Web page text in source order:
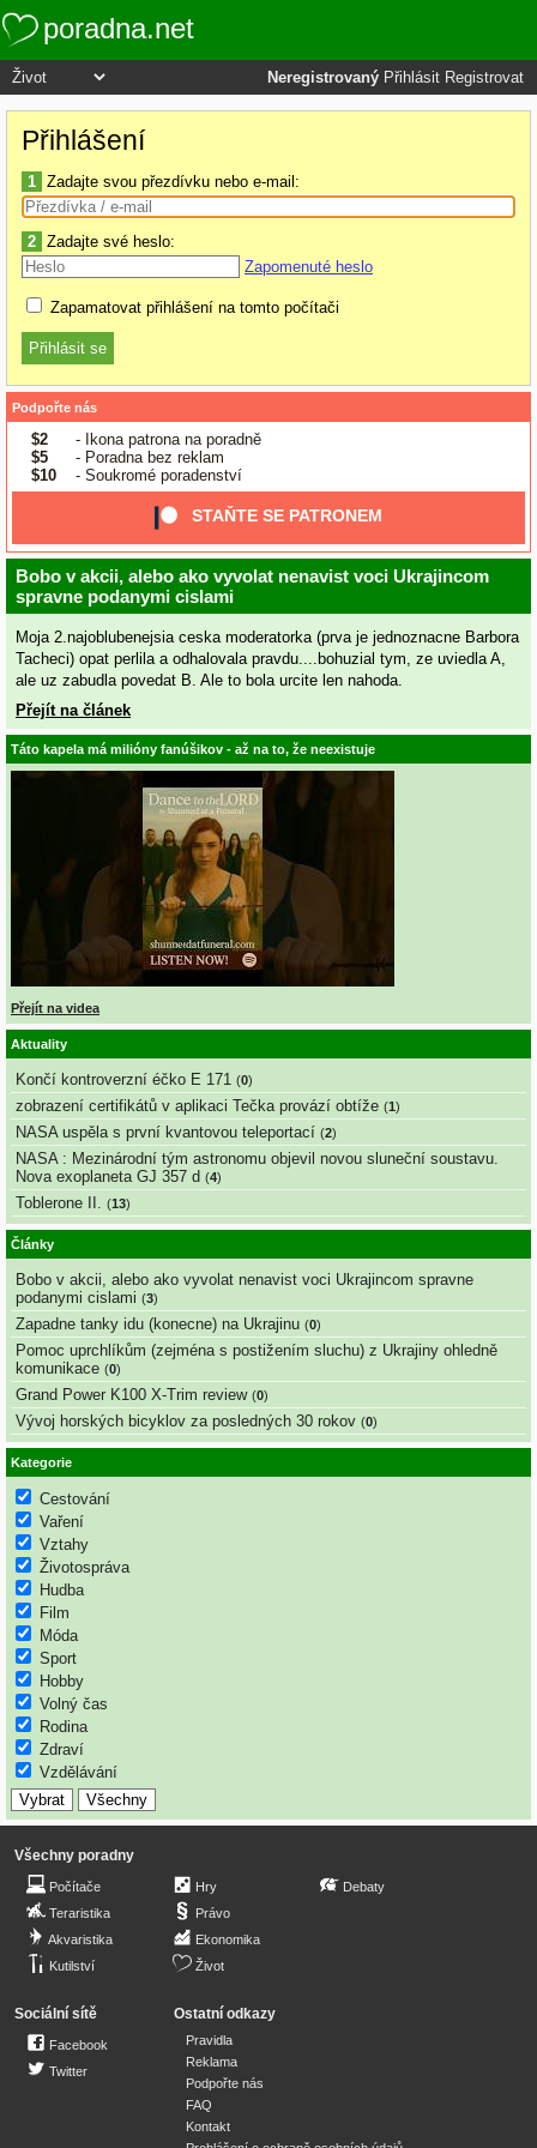
poradna.net
Neregistrovaný Přihlásit Registrovat
Přihlášení
1 Zadajte svou přezdívku nebo e-mail:
2 Zadajte své heslo:
Zapomenuté heslo
Zapamatovat přihlášení na tomto počítači
Podpořte nás
$2
- Ikona patrona na poradně
$5
- Poradna bez reklam
$10
- Soukromé poradenství
STAŇTE SE PATRONEM
Bobo v akcii, alebo ako vyvolat nenavist voci Ukrajincom
spravne podanymi cislami
Moja 2.najoblubenejsia ceska moderatorka (prva je jednoznacne Barbora
Tacheci) opat perlila a odhalovala pravdu....bohuzial tym, ze uviedla A,
ale uz zabudla povedat B. Ale to bola urcite len nahoda.
Přejít na článek
Táto kapela má milióny fanúšikov - až na to, že neexistuje
Přejít na videa
Aktuality
Končí kontroverzní éčko E 171 (0)
zobrazení certifikátů v aplikaci Tečka provází obtíže (1)
NASA uspěla s první kvantovou teleportací (2)
NASA : Mezinárodní tým astronomu objevil novou sluneční soustavu.
Nova exoplaneta GJ 357 d (4)
Toblerone II. (13)
Články
Bobo v akcii, alebo ako vyvolat nenavist voci Ukrajincom spravne
podanymi cislami (3)
Zapadne tanky idu (konecne) na Ukrajinu (0)
Pomoc uprchlíkům (zejména s postižením sluchu) z Ukrajiny ohledně
komunikace (0)
Grand Power K100 X-Trim review (0)
Vývoj horských bicyklov za posledných 30 rokov (0)
Kategorie
Cestování
Vaření
Vztahy
Životospráva
Hudba
Film
Móda
Sport
Hobby
Volný čas
Rodina
Zdraví
Vzdělávání
Všechny poradny
Počítače
Teraristika
Akvaristika
Kutilství
Hry
Právo
Ekonomika
Život
Debaty
Sociální sítě
Facebook
Twitter
Ostatní odkazy
Pravidla
Reklama
Podpořte nás
FAQ
Kontakt